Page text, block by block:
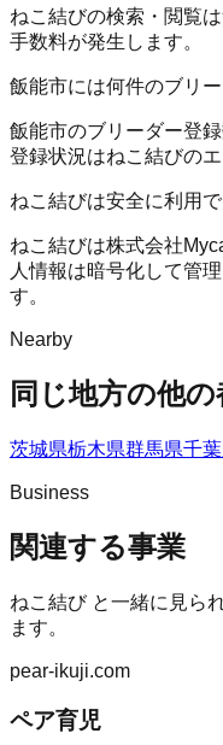
ねこ結びの検索・閲覧
手数料が発生します。
飯能市には何件のブリ
飯能市のブリーダー登
登録状況はねこ結びの
ねこ結びは安全に利用
ねこ結びは株式会社
人情報は暗号化して管
す。
Nearby
同じ地方の他
茨城県栃木県群馬県千
Business
関連する事業
ねこ結びと一緒に見ら
ます。
pear-ikuji.com
ペア育児